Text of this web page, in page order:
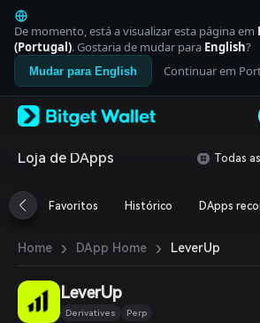
English
日本語
Tiếng Việt
Русский
Español (Latinoamérica)
Italiano
Deutsch
繁體中文
Português (Portugal)
ภาษาไทย
العربية
हिन्दी
De momento, está a visualizar esta página em
(Portugal). Gostaria de mudar para English?
Mudar para English Continuar em
Loja de DApps Todas
Favoritos Histórico DApps
Home › DApp Home › LeverUp
LeverUp
Derivatives Perp